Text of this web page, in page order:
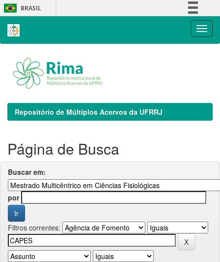
Skip
navigation
BRASIL
Repositório de Múltiplos Acervos da UFRRJ
Página de Busca
Buscar em:
por
Filtros correntes: